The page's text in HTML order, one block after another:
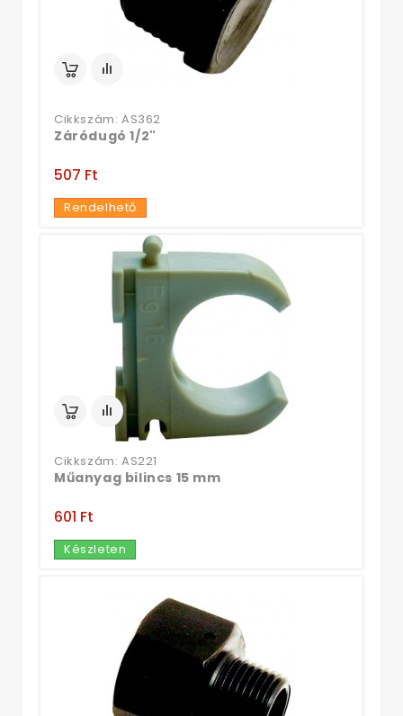
Cikkszám: AS362
Záródugó 1/2"
507 Ft‎
Rendelhető
Cikkszám: AS221
Műanyag bilincs 15 mm
601 Ft‎
Készleten